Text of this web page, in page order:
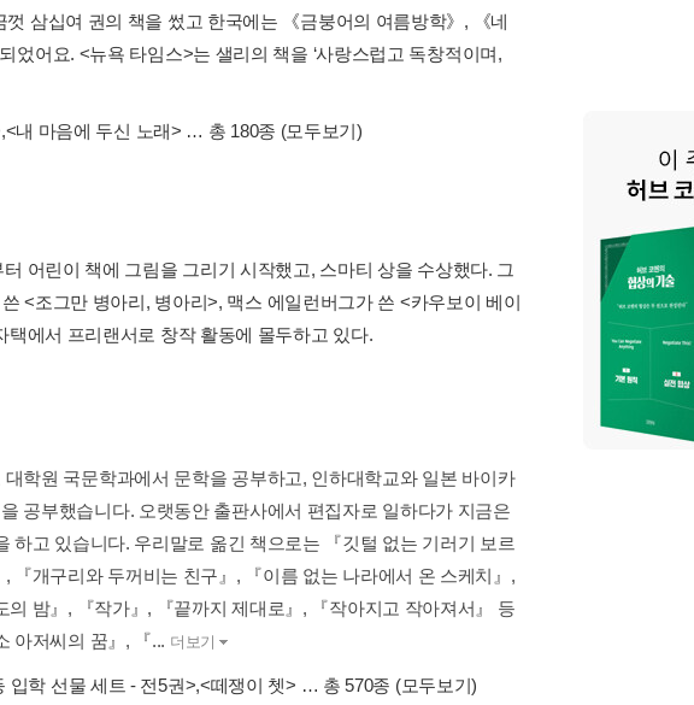
삼십여 권의 책을 썼고 한국에는 《금붕어의 여름방학》, 《네
어요. <뉴욕 타임스>는 샐리의 책을 ‘사랑스럽고 독창적이며,
,<내 마음에 두신 노래> … 총 180종 (모두보기)
어린이 책에 그림을 그리기 시작했고, 스마티 상을 수상했다. 그
<조그만 병아리, 병아리>, 맥스 에일런버그가 쓴 <카우보이 베이
에서 프리랜서로 창작 활동에 몰두하고 있다.
학원 국문학과에서 문학을 공부하고, 인하대학교와 일본 바이카
공부했습니다. 오랫동안 출판사에서 편집자로 일하다가 지금은
하고 있습니다. 우리말로 옮긴 책으로는 『깃털 없는 기러기 보르
『개구리와 두꺼비는 친구』, 『이름 없는 나라에서 온 스케치』,
의 밤』, 『작가』, 『끝까지 제대로』, 『작아지고 작아져서』 등
아저씨의 꿈』, 『... 더보기
입학 선물 세트 - 전5권>,<떼쟁이 쳇> … 총 570종 (모두보기)